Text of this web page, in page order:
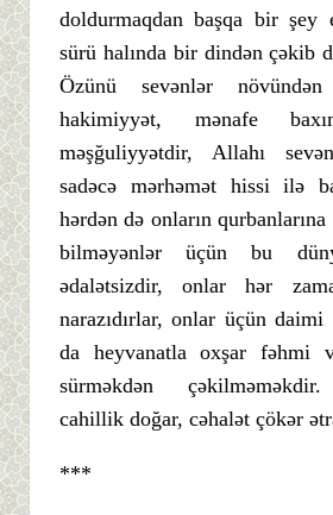
doldurmaqdan başqa bir şey
sürü halında bir dindən çəkib
Özünü sevənlər
hakimiyyət, mənafe
məşğuliyyətdir, Allahı
sadəcə mərhəmət hissi ilə
hərdən də onların
bilməyənlər üçün bu
ədalətsizdir, onlar hər
narazıdırlar, onlar üçün
da heyvanatla oxşar fəhmi
sürməkdən
cahillik doğar, cəhalət çökər
***